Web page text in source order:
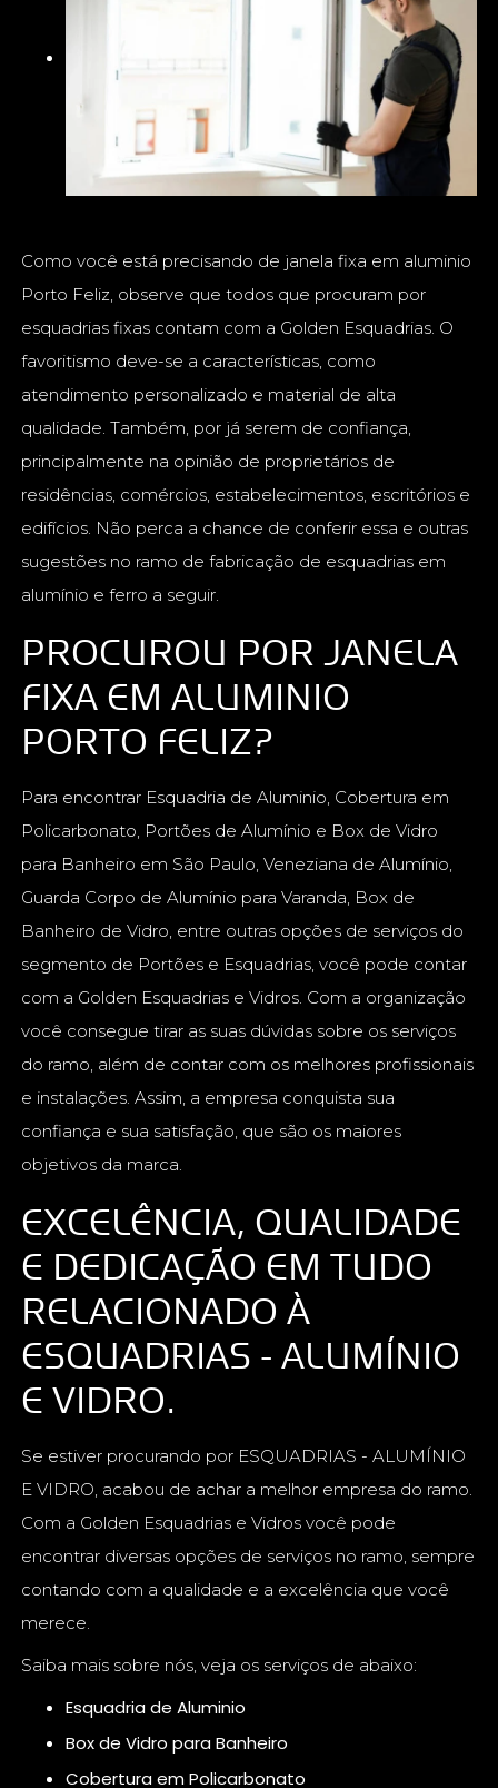
Como você está precisando de janela fixa em aluminio
Porto Feliz, observe que todos que procuram por
esquadrias fixas contam com a Golden Esquadrias. O
favoritismo deve-se a características, como
atendimento personalizado e material de alta
qualidade. Também, por já serem de confiança,
principalmente na opinião de proprietários de
residências, comércios, estabelecimentos, escritórios e
edifícios. Não perca a chance de conferir essa e outras
sugestões no ramo de fabricação de esquadrias em
alumínio e ferro a seguir.
PROCUROU POR JANELA
FIXA EM ALUMINIO
PORTO FELIZ?
Para encontrar Esquadria de Aluminio, Cobertura em
Policarbonato, Portões de Alumínio e Box de Vidro
para Banheiro em São Paulo, Veneziana de Alumínio,
Guarda Corpo de Alumínio para Varanda, Box de
Banheiro de Vidro, entre outras opções de serviços do
segmento de Portões e Esquadrias, você pode contar
com a Golden Esquadrias e Vidros. Com a organização
você consegue tirar as suas dúvidas sobre os serviços
do ramo, além de contar com os melhores profissionais
e instalações. Assim, a empresa conquista sua
confiança e sua satisfação, que são os maiores
objetivos da marca.
EXCELÊNCIA, QUALIDADE
E DEDICAÇÃO EM TUDO
RELACIONADO À
ESQUADRIAS - ALUMÍNIO
E VIDRO.
Se estiver procurando por ESQUADRIAS - ALUMÍNIO
E VIDRO, acabou de achar a melhor empresa do ramo.
Com a Golden Esquadrias e Vidros você pode
encontrar diversas opções de serviços no ramo, sempre
contando com a qualidade e a excelência que você
merece.
Saiba mais sobre nós, veja os serviços de abaixo:
Esquadria de Aluminio
Box de Vidro para Banheiro
Cobertura em Policarbonato